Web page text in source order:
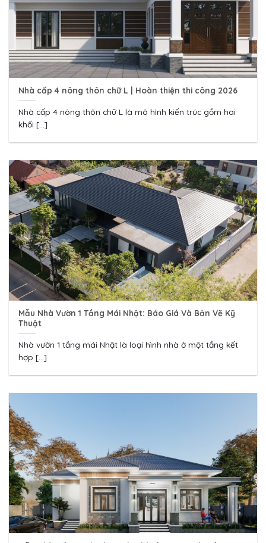
Nhà cấp 4 nông thôn chữ L | Hoàn thiện thi công 2026
Nhà cấp 4 nông thôn chữ L là mô hình kiến trúc gồm hai
khối [...]
Mẫu Nhà Vườn 1 Tầng Mái Nhật: Báo Giá Và Bản Vẽ Kỹ
Thuật
Nhà vườn 1 tầng mái Nhật là loại hình nhà ở một tầng kết
hợp [...]